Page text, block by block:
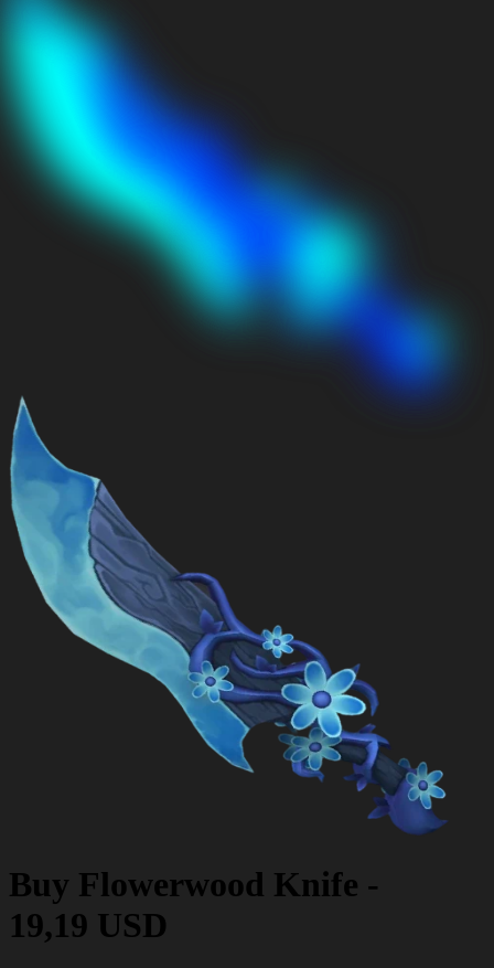
Buy Flowerwood Knife -
19,19 USD